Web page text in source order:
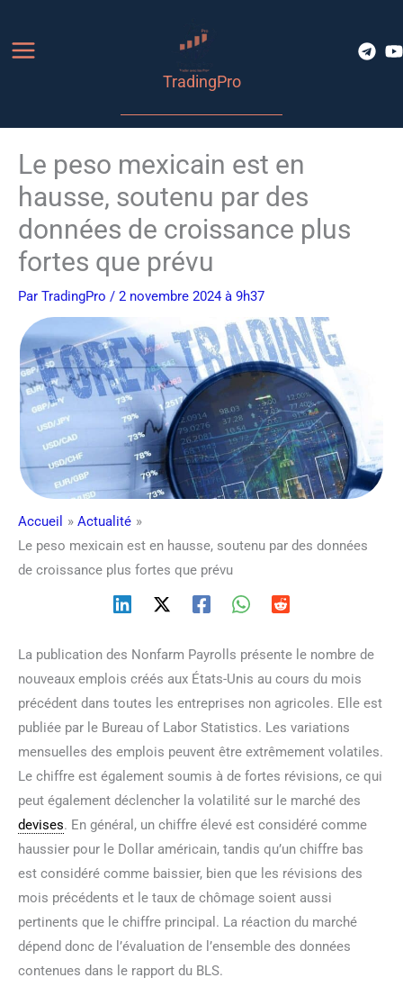
contenu
TradingPro
Le peso mexicain est en
hausse, soutenu par des
données de croissance plus
fortes que prévu
Par TradingPro / 2 novembre 2024 à 9h37
Accueil
Actualité
Le peso mexicain est en hausse, soutenu par des données
de croissance plus fortes que prévu
La publication des Nonfarm Payrolls présente le nombre de
nouveaux emplois créés aux États-Unis au cours du mois
précédent dans toutes les entreprises non agricoles. Elle est
publiée par le Bureau of Labor Statistics. Les variations
mensuelles des emplois peuvent être extrêmement volatiles.
Le chiffre est également soumis à de fortes révisions, ce qui
peut également déclencher la volatilité sur le marché des
devises. En général, un chiffre élevé est considéré comme
haussier pour le Dollar américain, tandis qu’un chiffre bas
est considéré comme baissier, bien que les révisions des
mois précédents et le taux de chômage soient aussi
pertinents que le chiffre principal. La réaction du marché
dépend donc de l’évaluation de l’ensemble des données
contenues dans le rapport du BLS.